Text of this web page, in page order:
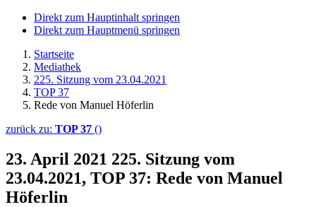
Direkt zum Hauptinhalt springen
Direkt zum Hauptmenü springen
Startseite
Mediathek
225. Sitzung vom 23.04.2021
TOP 37
Rede von Manuel Höferlin
zurück zu: TOP 37 ()
23. April 2021 225. Sitzung vom
23.04.2021, TOP 37: Rede von Manuel
Höferlin